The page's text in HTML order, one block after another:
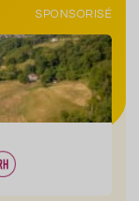
SPONSORISÉ